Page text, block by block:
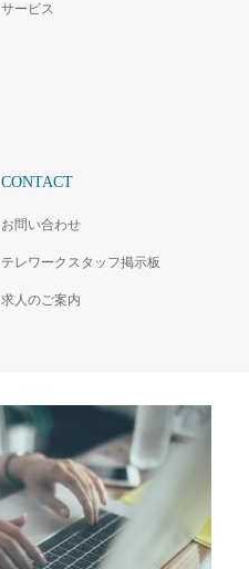
サービス
CONTACT
お問い合わせ
テレワークスタッフ掲示板
求人のご案内